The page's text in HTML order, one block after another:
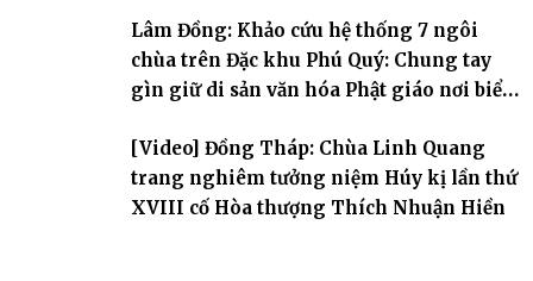
Lâm Đồng: Khảo cứu hệ thống 7 ngôi
chùa trên Đặc khu Phú Quý: Chung tay
gìn giữ di sản văn hóa Phật giáo nơi biển
[Video] Đồng Tháp: Chùa Linh Quang
trang nghiêm tưởng niệm Húy kị lần thứ
XVIII cố Hòa thượng Thích Nhuận Hiền